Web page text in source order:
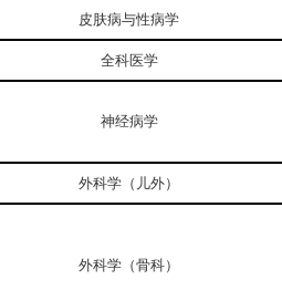
皮肤病与性病学
全科医学
神经病学
外科学（儿外）
外科学（骨科）